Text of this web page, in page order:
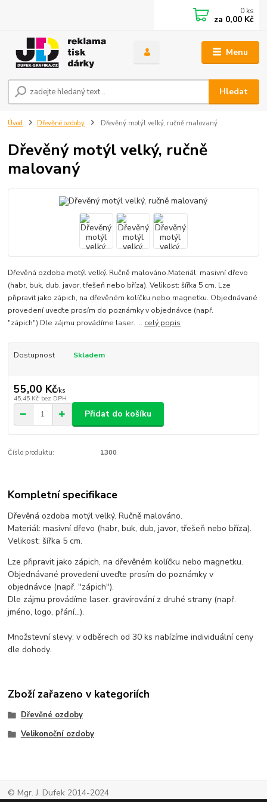
Menu
Hledat
0 ks
za 0,00 Kč
Úvod Dřevěné ozdoby Dřevěný motýl velký, ručně malovaný
Dřevěný motýl velký, ručně
malovaný
Dřevěná ozdoba motýl velký. Ručně malováno.Materiál: masivní dřevo
(habr, buk, dub, javor, třešeň nebo bříza). Velikost: šířka 5 cm. Lze
připravit jako zápich, na dřevěném kolíčku nebo magnetku. Objednávané
provedení uveďte prosím do poznámky v objednávce (např.
"zápich").Dle zájmu provádíme laser. ... celý popis
Dostupnost Skladem
55,00 Kč/ks
45,45 Kč bez DPH
Přidat do košíku
Číslo produktu: 1300
Kompletní specifikace
Dřevěná ozdoba motýl velký. Ručně malováno.
Materiál: masivní dřevo (habr, buk, dub, javor, třešeň nebo bříza).
Velikost: šířka 5 cm.
Lze připravit jako zápich, na dřevěném kolíčku nebo magnetku.
Objednávané provedení uveďte prosím do poznámky v
objednávce (např. "zápich").
Dle zájmu provádíme laser. gravírování z druhé strany (např.
jméno, logo, přání...).
Množstevní slevy: v odběrech od 30 ks nabízíme individuální ceny
dle dohody.
Zboží zařazeno v kategoriích
Dřevěné ozdoby
Velikonoční ozdoby
© Mgr. J. Dufek 2014-2024